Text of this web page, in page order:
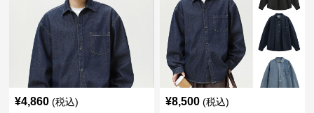
¥4,860 (税込) ¥8,500 (税込)